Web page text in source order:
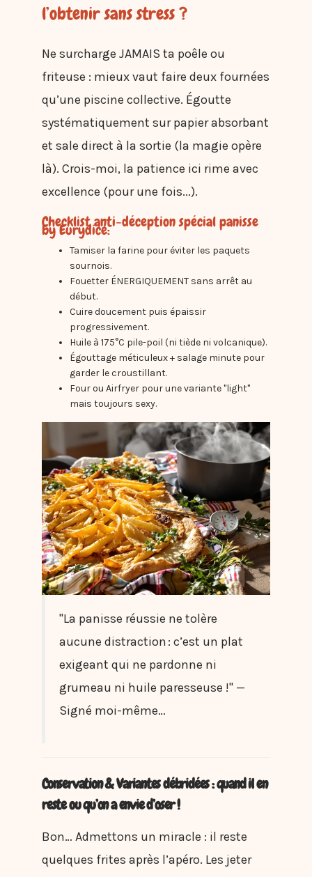
l’obtenir sans stress ?
Ne surcharge JAMAIS ta poêle ou
friteuse : mieux vaut faire deux fournées
qu’une piscine collective. Égoutte
systématiquement sur papier absorbant
et sale direct à la sortie (la magie opère
là). Crois-moi, la patience ici rime avec
excellence (pour une fois...).
Checklist anti-déception spécial panisse
by Eurydice:
Tamiser la farine pour éviter les paquets
sournois.
Fouetter ÉNERGIQUEMENT sans arrêt au
début.
Cuire doucement puis épaissir
progressivement.
Huile à 175°C pile-poil (ni tiède ni volcanique).
Égouttage méticuleux + salage minute pour
garder le croustillant.
Four ou Airfryer pour une variante "light"
mais toujours sexy.
"La panisse réussie ne tolère
aucune distraction : c’est un plat
exigeant qui ne pardonne ni
grumeau ni huile paresseuse !" —
Signé moi-même…
Conservation & Variantes débridées : quand il en
reste ou qu’on a envie d’oser !
Bon… Admettons un miracle : il reste
quelques frites après l’apéro. Les jeter